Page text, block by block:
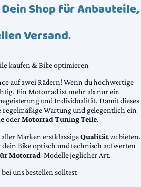
Shop für Anbauteile,
Versand.
kaufen & Bike optimieren
auf zwei Rädern! Wenn du hochwertige
Ein Motorrad ist mehr als nur ein
und Individualität. Damit dieses
Wartung und gelegentlich ein
oderMotorrad Tuning Teile.
Marken erstklassigeQualitätzu bieten.
dein Bike optisch und technisch aufwerten
Motorrad-Modelle jeglicher Art.
uns bestellen solltest